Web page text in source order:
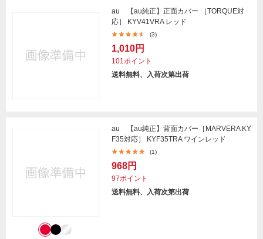
au 【au純正】正面カバー ［TORQUE対
応］ KYV41VRA レッド
(3)
1,010円
101ポイント
送料無料、入荷次第出荷
au 【au純正】背面カバー［MARVERA KY
F35対応］ KYF35TRA ワインレッド
(1)
968円
97ポイント
送料無料、入荷次第出荷